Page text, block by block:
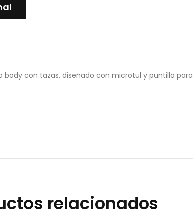
con tazas, diseñado con microtul y puntilla
relacionados